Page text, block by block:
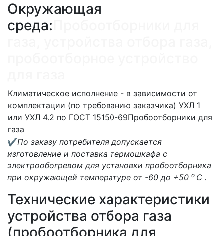
Окружающая
среда:
Климатическое исполнение - в зависимости от
комплектации (по требованию заказчика) УХЛ 1
или УХЛ 4.2 по ГОСТ 15150-69Пробоотборники для
газа
✔По заказу потребителя допускается
изготовление и поставка термошкафа с
электрообогревом для установки пробоотборника
при окружающей температуре от -60 до +50 о С .
Технические характеристики
устройства отбора газа
(пробоотборника для